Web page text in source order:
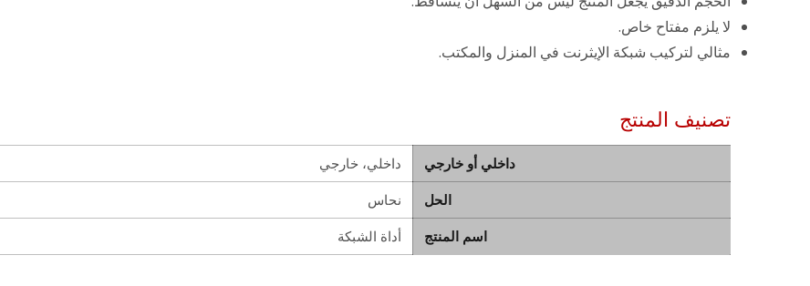
لا يلزم مفتاح خاص.
مثالي لتركيب شبكة الإيثرنت في المنزل والمكتب.
تصنيف المنتج
داخلي أو خارجي
داخلي، خارجي
الحل
نحاس
اسم المنتج
أداة الشبكة